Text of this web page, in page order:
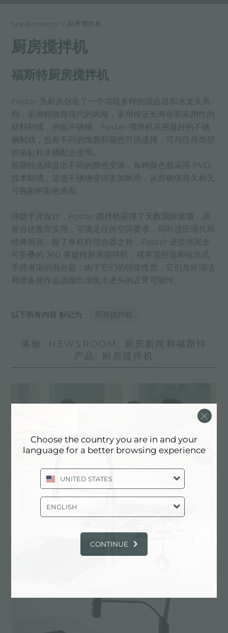
tag directory > 厨房搅拌机
厨房搅拌机
福斯特厨房搅拌机
Foster 为厨房创造了一个功能多样的混合器和水龙头系
列，采用精致而现代的风格，采用保证长寿命和实用性的
材料制成，例如不锈钢。Foster 搅拌机采用最好的不锈
钢制成，也有不同的饰面和颜色可供选择，可与任何类型
的浴缸和水槽配合使用。
福斯特选择提出不同的颜色变体，每种颜色都采用 PVD
技术制成，这使不锈钢变得更加耐用，从而确保持久和无
可挑剔的彩色表面。
得益于其设计，Foster 搅拌机获得了无数国际奖项，调
音台优雅而实用，可满足任何空间要求，同时适应现代和
经典厨房。除了单杠杆混合器之外，Foster 还提供完全
可折叠的 360 度旋转厨房搅拌机，或带遥控器和拉出式
手持淋浴的混合器，由于它们的特殊性质，它们允许清洁
和准备操作远远超出传统水龙头的正常可能性。
以下所有内容 标记为： 厨房搅拌机
体验, NEWSROOM: 厨房新闻和福斯特
产品: 厨房搅拌机
HappyHour系列，功能的进化
Choose the country you are in and your
language for a better browsing experience
UNITED STATES
ENGLISH
CONTINUE